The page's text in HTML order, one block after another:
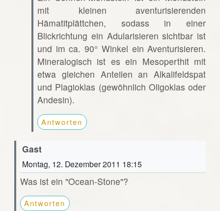
mit kleinen aventurisierenden
Hämatitplättchen, sodass in einer
Blickrichtung ein Adularisieren sichtbar ist
und im ca. 90° Winkel ein Aventurisieren.
Mineralogisch ist es ein Mesoperthit mit
etwa gleichen Anteilen an Alkalifeldspat
und Plagioklas (gewöhnlich Oligoklas oder
Andesin).
Antworten
Gast
Montag, 12. Dezember 2011 18:15
Was ist ein "Ocean-Stone"?
Antworten